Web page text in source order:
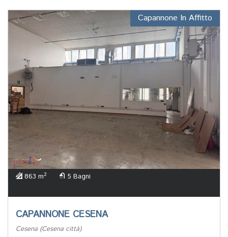
Capannone In Affitto
863 m2 5 Bagni
CAPANNONE CESENA
Cesena (Cesena città)